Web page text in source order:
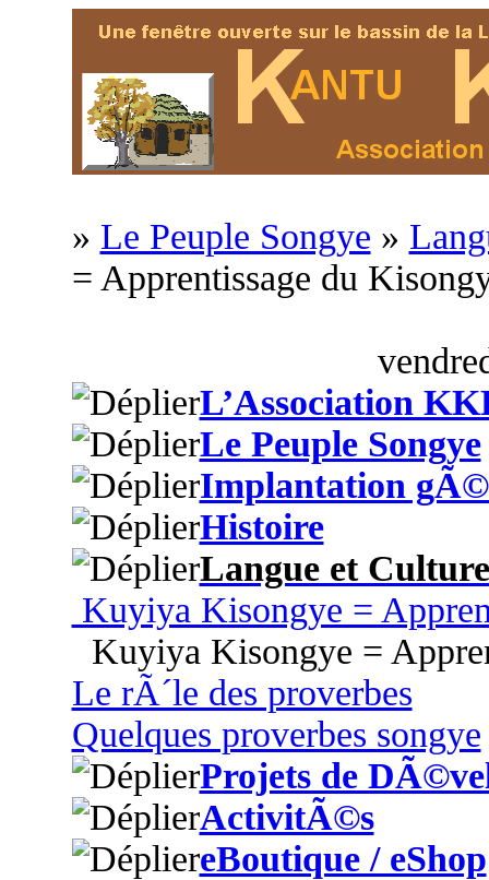
» Le Peuple Songye »
= Apprentissage du
L’Association
Le Peuple Songye
Implantation
Histoire
Langue et Culture
Kuyiya Kisongye =
Kuyiya Kisongye =
Le rÃ´le des proverbes
Quelques proverbes songye
Projets de
ActivitÃ©s
eBoutique / eShop